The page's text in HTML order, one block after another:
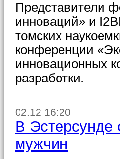
Представители
инноваций» и
томских
конференции
инновационных
разработки.
02.12 16:20
В Эстерсунде
мужчин